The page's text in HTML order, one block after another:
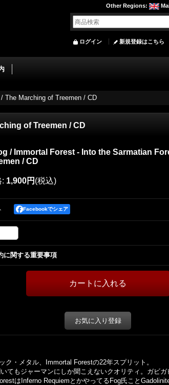
Other Regions:
ログイン 新規登録はこちら
The Marching of Treemen / CD
of Treemen / CD
/ Immortal Forest - Into the Sarmatian
/ CD
: 1,900円 (税込)
Facebookでシェア
に関する重要事項
お気に入り登録
・メタル、Immortal Forestの22年スプリット。
てもジャーマンにしか聞こえないクオリティ。ガビ
はInferno RequiemとかやってるFog氏こと